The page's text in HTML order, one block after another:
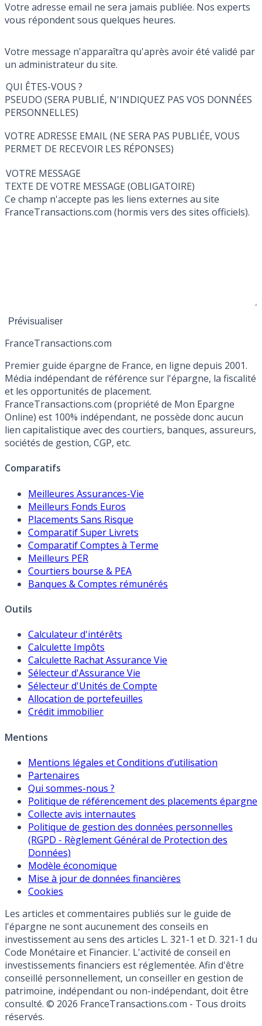
Votre adresse email ne sera jamais publiée. Nos experts
vous répondent sous quelques heures.
Votre message n'apparaîtra qu'après avoir été validé par
un administrateur du site.
QUI ÊTES-VOUS ?
PSEUDO (SERA PUBLIÉ, N'INDIQUEZ PAS VOS DONNÉES
PERSONNELLES)
VOTRE ADRESSE EMAIL (NE SERA PAS PUBLIÉE, VOUS
PERMET DE RECEVOIR LES RÉPONSES)
VOTRE MESSAGE
TEXTE DE VOTRE MESSAGE (OBLIGATOIRE)
Ce champ n'accepte pas les liens externes au site
FranceTransactions.com (hormis vers des sites officiels).
FranceTransactions.com
Premier guide épargne de France, en ligne depuis 2001.
Média indépendant de référence sur l'épargne, la fiscalité
et les opportunités de placement.
FranceTransactions.com (propriété de Mon Epargne
Online) est 100% indépendant, ne possède donc aucun
lien capitalistique avec des courtiers, banques, assureurs,
sociétés de gestion, CGP, etc.
Comparatifs
Meilleures Assurances-Vie
Meilleurs Fonds Euros
Placements Sans Risque
Comparatif Super Livrets
Comparatif Comptes à Terme
Meilleurs PER
Courtiers bourse & PEA
Banques & Comptes rémunérés
Outils
Calculateur d'intérêts
Calculette Impôts
Calculette Rachat Assurance Vie
Sélecteur d'Assurance Vie
Sélecteur d'Unités de Compte
Allocation de portefeuilles
Crédit immobilier
Mentions
Mentions légales et Conditions d’utilisation
Partenaires
Qui sommes-nous ?
Politique de référencement des placements épargne
Collecte avis internautes
Politique de gestion des données personnelles
(RGPD - Règlement Général de Protection des
Données)
Modèle économique
Mise à jour de données financières
Cookies
Les articles et commentaires publiés sur le guide de
l'épargne ne sont aucunement des conseils en
investissement au sens des articles L. 321-1 et D. 321-1 du
Code Monétaire et Financier. L'activité de conseil en
investissements financiers est réglementée. Afin d'être
conseillé personnellement, un conseiller en gestion de
patrimoine, indépendant ou non-indépendant, doit être
consulté. © 2026 FranceTransactions.com - Tous droits
réservés.